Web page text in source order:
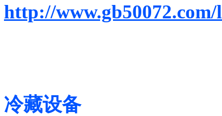
http://
冷藏设备